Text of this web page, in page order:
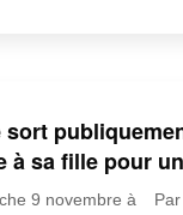
sort
à sa fille pour
9 novembre à